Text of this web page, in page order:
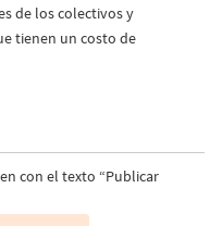
de los colectivos y
tienen un costo de
con el texto “Publicar